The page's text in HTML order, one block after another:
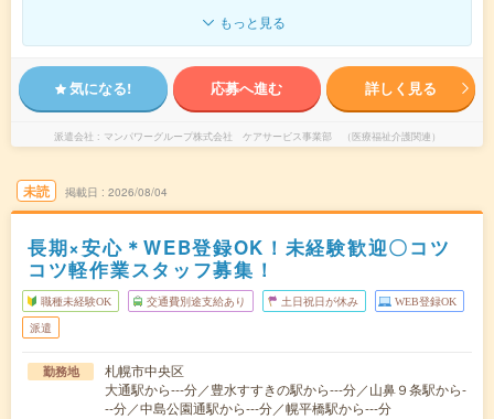
もっと見る
気になる! 応募へ進む 詳しく見る
派遣会社 マンパワーグループ株式会社 ケアサービス事業部 （医療福祉介護関連）
未読 掲載日 2026/08/04
長期×安心＊WEB登録OK！未経験歓迎〇コツ
コツ軽作業スタッフ募集！
職種未経験OK 交通費別途支給あり 土日祝日が休み WEB登録OK
派遣
勤務地
札幌市中央区
大通駅から---分／豊水すすきの駅から---分／山鼻９条駅から-
--分／中島公園通駅から---分／幌平橋駅から---分